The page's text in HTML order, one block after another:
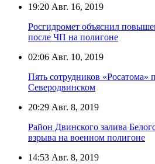
19:20 Авг. 16, 2019
Росгидромет объяснил
после ЧП на полигоне
02:06 Авг. 10, 2019
Пять сотрудников «Росатома»
Северодвинском
20:29 Авг. 8, 2019
Район Двинского залива
взрыва на военном полигоне
14:53 Авг. 8, 2019